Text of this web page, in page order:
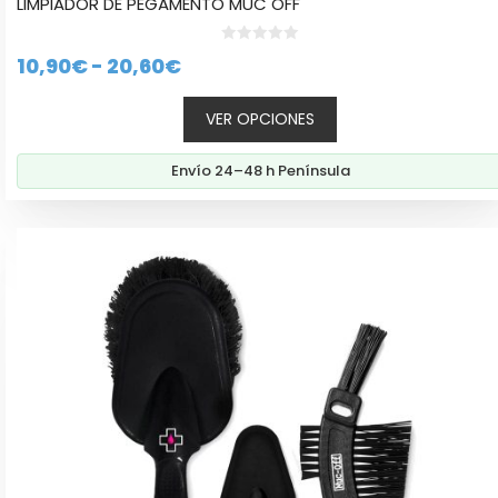
10,90€- 20,60€Rango
de
precios:
desde
10,90€
VER OPCIONES
la
de
producto
Envío 24–48 h Península